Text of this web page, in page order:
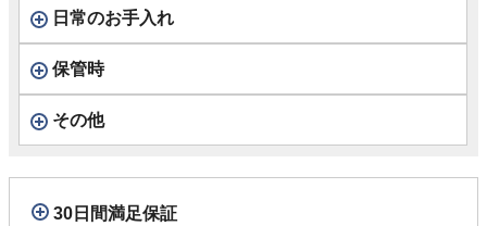
日常のお手入れ
保管時
その他
30日間満足保証